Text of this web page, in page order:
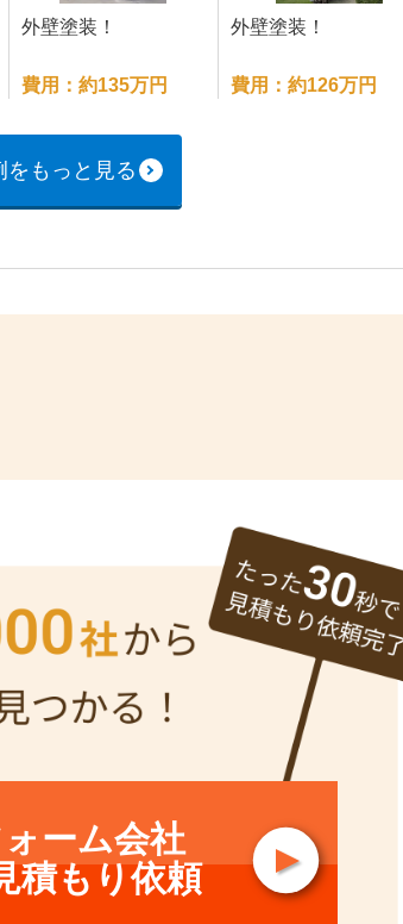
外壁塗装！
費用：約135万円
外壁塗装！
費用：約126万円
をもっと見る
ォーム会社
積もり依頼